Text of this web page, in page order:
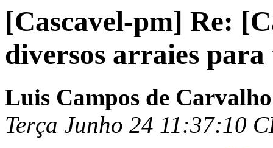
[Cascavel-pm] Re:
diversos arraies
Luis Campos de Carvalho
Terça Junho 24 11:37:10